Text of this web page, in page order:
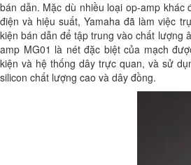
bán dẫn. Mặc dù nhiều loại op-amp khác
điện và hiệu suất, Yamaha đã làm việc
kiện bán dẫn để tập trung vào chất lượng
amp MG01 là nét đặc biệt của mạch
kiện và hệ thống dây trực quan, và sử
silicon chất lượng cao và dây đồng.